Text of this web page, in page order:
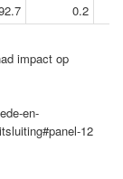
0.2
impact op
en-
12